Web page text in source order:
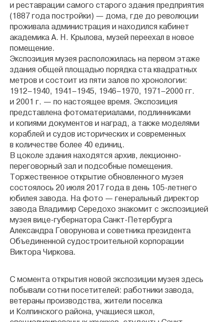
и реставрации самого старого здания предприятия
(1887 года постройки) — дома, где до революции
проживала администрация и находился кабинет
академика А. Н. Крылова, музей переехал в новое
помещение.
Экспозиция музея расположилась на первом этаже
здания общей площадью порядка ста квадратных
метров и состоит из пяти залов по хронологии:
1912–1940, 1941–1945, 1946–1970, 1971–2000 гг.
и 2001 г. — по настоящее время. Экспозиция
представлена фотоматериалами, подлинниками
и копиями документов и наград, а также моделями
кораблей и судов исторических и современных
в количестве более 40 единиц.
В цоколе здания находятся архив, лекционно-
переговорный зал и подсобные помещения.
Торжественное открытие обновленного музея
состоялось 20 июля 2017 года в день 105‑летнего
юбилея завода. На фото — генеральный директор
завода Владимир Середохо знакомит с экспозицией
музея вице-губернатора Санкт-Петербурга
Александра Говорунова и советника президента
Объединенной судостроительной корпорации
Виктора Чиркова.
С момента открытия новой экспозиции музея здесь
побывали сотни посетителей: работники завода,
ветераны производства, жители поселка
и Колпинского района, учащиеся школ,